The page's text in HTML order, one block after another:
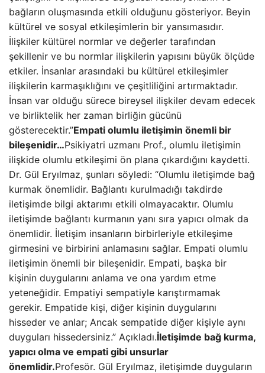
bağların oluşmasında etkili olduğunu gösteriyor. Beyin
kültürel ve sosyal etkileşimlerin bir yansımasıdır.
İlişkiler kültürel normlar ve değerler tarafından
şekillenir ve bu normlar ilişkilerin yapısını büyük ölçüde
etkiler. İnsanlar arasındaki bu kültürel etkileşimler
ilişkilerin karmaşıklığını ve çeşitliliğini artırmaktadır.
İnsan var olduğu sürece bireysel ilişkiler devam edecek
ve birliktelik her zaman birliğin gücünü
gösterecektir.”Empati olumlu iletişimin önemli bir
bileşenidir…Psikiyatri uzmanı Prof., olumlu iletişimin
ilişkide olumlu etkileşimi ön plana çıkardığını kaydetti.
Dr. Gül Eryılmaz, şunları söyledi: “Olumlu iletişimde bağ
kurmak önemlidir. Bağlantı kurulmadığı takdirde
iletişimde bilgi aktarımı etkili olmayacaktır. Olumlu
iletişimde bağlantı kurmanın yanı sıra yapıcı olmak da
önemlidir. İletişim insanların birbirleriyle etkileşime
girmesini ve birbirini anlamasını sağlar. Empati olumlu
iletişimin önemli bir bileşenidir. Empati, başka bir
kişinin duygularını anlama ve ona yardım etme
yeteneğidir. Empatiyi sempatiyle karıştırmamak
gerekir. Empatide kişi, diğer kişinin duygularını
hisseder ve anlar; Ancak sempatide diğer kişiyle aynı
duyguları hissedersiniz.” Açıkladı.İletişimde bağ kurma,
yapıcı olma ve empati gibi unsurlar
önemlidir.Profesör. Gül Eryılmaz, iletişimde duyguların